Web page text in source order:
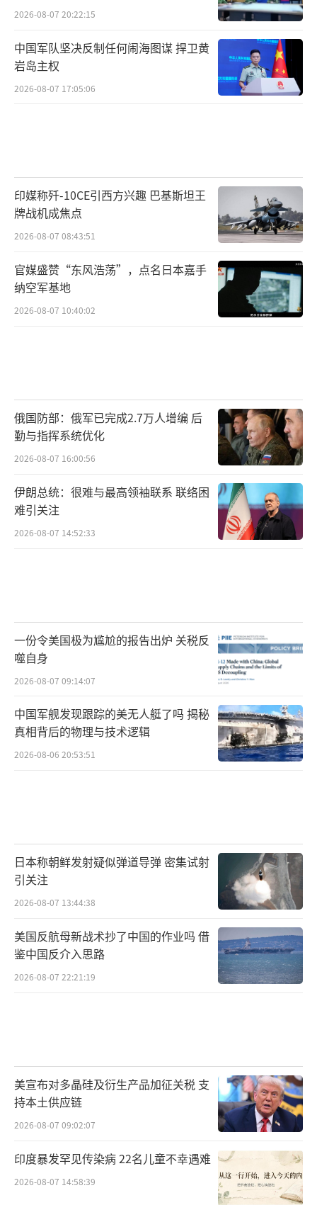
2026-08-07 20:22:15
中国军队坚决反制任何闹海图谋 捍卫黄
岩岛主权
2026-08-07 17:05:06
印媒称歼-10CE引西方兴趣 巴基斯坦王
牌战机成焦点
2026-08-07 08:43:51
官媒盛赞“东风浩荡”，点名日本嘉手
纳空军基地
2026-08-07 10:40:02
俄国防部：俄军已完成2.7万人增编 后
勤与指挥系统优化
2026-08-07 16:00:56
伊朗总统：很难与最高领袖联系 联络困
难引关注
2026-08-07 14:52:33
一份令美国极为尴尬的报告出炉 关税反
噬自身
2026-08-07 09:14:07
中国军舰发现跟踪的美无人艇了吗 揭秘
真相背后的物理与技术逻辑
2026-08-06 20:53:51
日本称朝鲜发射疑似弹道导弹 密集试射
引关注
2026-08-07 13:44:38
美国反航母新战术抄了中国的作业吗 借
鉴中国反介入思路
2026-08-07 22:21:19
美宣布对多晶硅及衍生产品加征关税 支
持本土供应链
2026-08-07 09:02:07
印度暴发罕见传染病 22名儿童不幸遇难
2026-08-07 14:58:39